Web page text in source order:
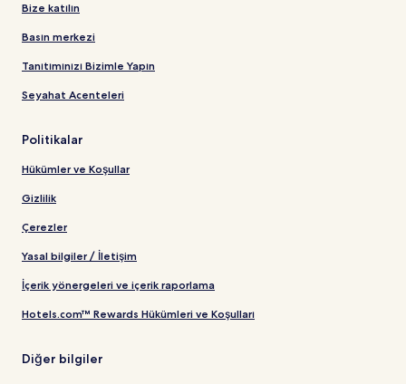
Bize katılın
Basın merkezi
Tanıtımınızı Bizimle Yapın
Seyahat Acenteleri
Politikalar
Hükümler ve Koşullar
Gizlilik
Çerezler
Yasal bilgiler / İletişim
İçerik yönergeleri ve içerik raporlama
Hotels.com™ Rewards Hükümleri ve Koşulları
Diğer bilgiler